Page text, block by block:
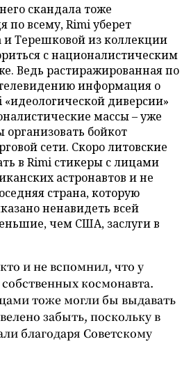
скандала тоже
по всему, Rimi уберет
и Терешковой из коллекции
с националистическим
Ведь растиражированная по
информация о
диверсии»
массы – уже
бойкот
сети. Скоро литовские
в Rimi стикеры с лицами
астронавтов и не
страна, которую
ненавидеть всей
чем США, заслуги в
и не вспомнил, что у
космонавта.
тоже могли бы выдавать
забыть, поскольку в
благодаря Советскому